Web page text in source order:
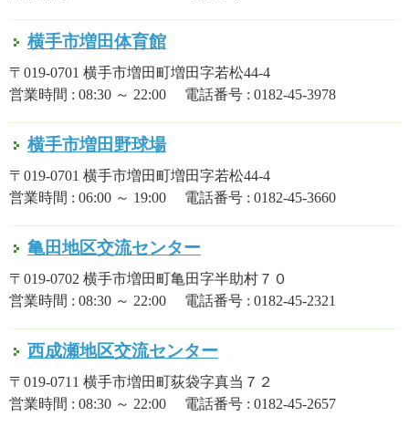
横手市増田体育館
〒019-0701 横手市増田町増田字若松44-4
営業時間 : 08:30 ～ 22:00 電話番号 : 0182-45-3978
横手市増田野球場
〒019-0701 横手市増田町増田字若松44-4
営業時間 : 06:00 ～ 19:00 電話番号 : 0182-45-3660
亀田地区交流センター
〒019-0702 横手市増田町亀田字半助村７０
営業時間 : 08:30 ～ 22:00 電話番号 : 0182-45-2321
西成瀬地区交流センター
〒019-0711 横手市増田町荻袋字真当７２
営業時間 : 08:30 ～ 22:00 電話番号 : 0182-45-2657